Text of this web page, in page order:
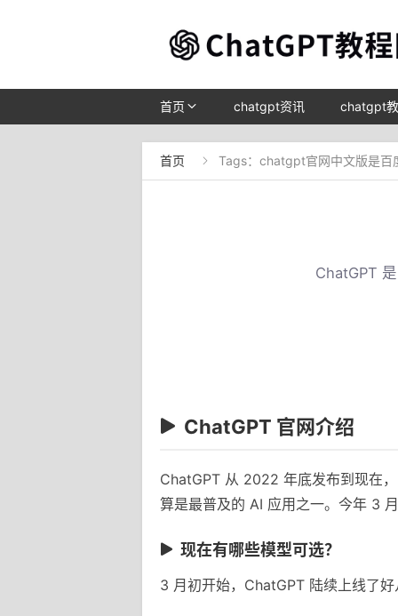
首页 chatgpt资讯 chatgpt
首页  Tags：chatgpt官网中文版是百
ChatGPT
ChatGPT 官网介绍
ChatGPT 从 2022 年底发布到现在
算是最普及的 AI 应用之一。今年 3
现在有哪些模型可选？
3 月初开始，ChatGPT 陆续上线了